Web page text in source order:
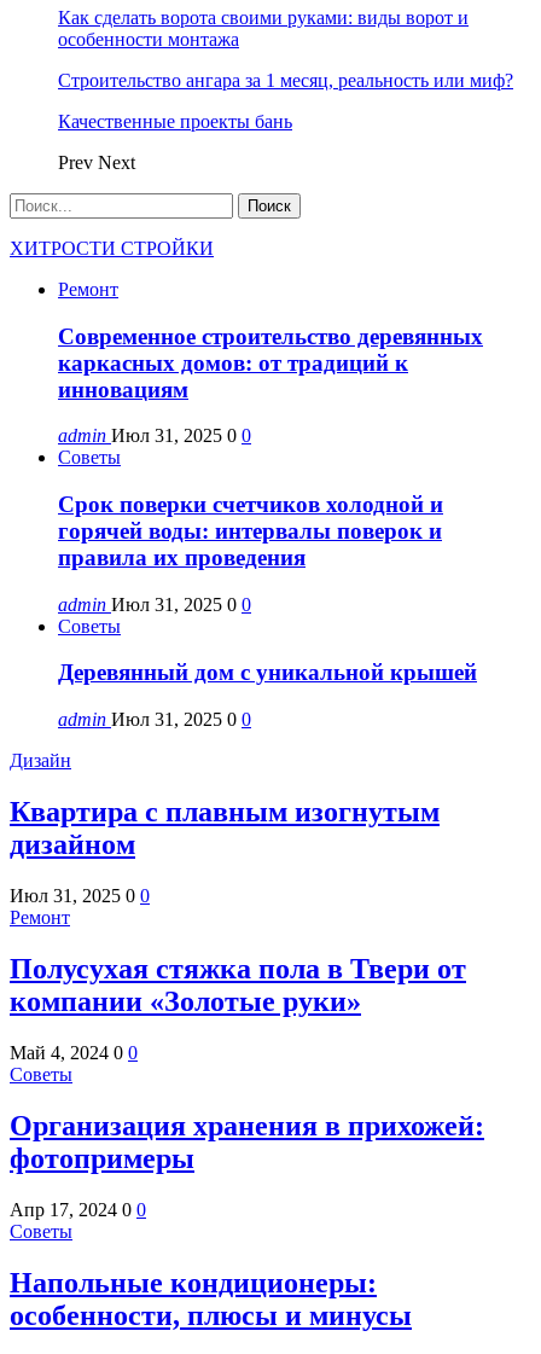
Как сделать ворота своими руками: виды ворот и
особенности монтажа
Строительство ангара за 1 месяц, реальность или миф?
Качественные проекты бань
Prev Next
ХИТРОСТИ СТРОЙКИ
Ремонт
Современное строительство деревянных
каркасных домов: от традиций к
инновациям
admin Июл 31, 2025 0 0
Советы
Срок поверки счетчиков холодной и
горячей воды: интервалы поверок и
правила их проведения
admin Июл 31, 2025 0 0
Советы
Деревянный дом с уникальной крышей
admin Июл 31, 2025 0 0
Дизайн
Квартира с плавным изогнутым
дизайном
Июл 31, 2025 0 0
Ремонт
Полусухая стяжка пола в Твери от
компании «Золотые руки»
Май 4, 2024 0 0
Советы
Организация хранения в прихожей:
фотопримеры
Апр 17, 2024 0 0
Советы
Напольные кондиционеры:
особенности, плюсы и минусы